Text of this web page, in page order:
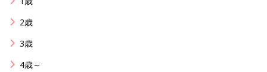
2歳
3歳
4歳～